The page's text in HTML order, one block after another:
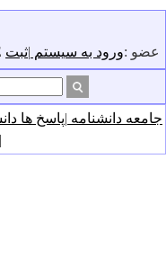
SWEWE عضو :ورود به سیستم |ثبت
جامعه دانشنامه |پاسخ ها